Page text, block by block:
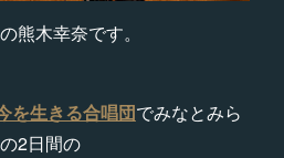
熊木幸奈です。
を生きる合唱団でみなとみら
2日間の